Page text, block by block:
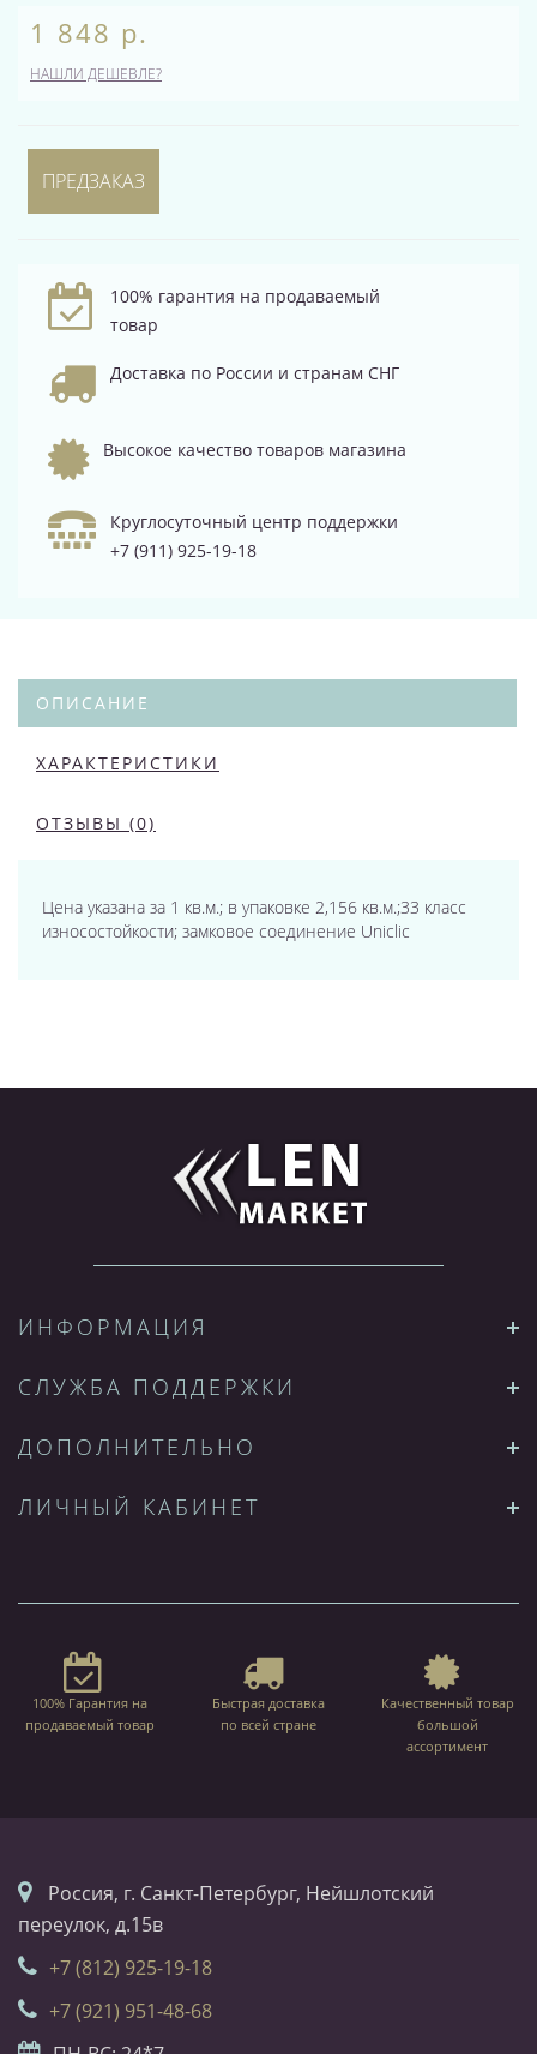
1 848 р.
НАШЛИ ДЕШЕВЛЕ?
ПРЕДЗАКАЗ
100% гарантия на продаваемый
товар
Доставка по России и странам СНГ
Высокое качество товаров магазина
Круглосуточный центр поддержки
+7 (911) 925-19-18
ОПИСАНИЕ
ХАРАКТЕРИСТИКИ
ОТЗЫВЫ (0)
Цена указана за 1 кв.м.; в упаковке 2,156 кв.м.;33 класс
износостойкости; замковое соединение Uniclic
ИНФОРМАЦИЯ
СЛУЖБА ПОДДЕРЖКИ
ДОПОЛНИТЕЛЬНО
ЛИЧНЫЙ КАБИНЕТ
100% Гарантия на
продаваемый товар
Быстрая доставка
по всей стране
Качественный товар
большой
ассортимент
Россия, г. Санкт-Петербург, Нейшлотский
переулок, д.15в
+7 (812) 925-19-18
+7 (921) 951-48-68